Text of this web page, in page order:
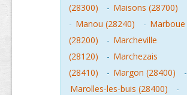
(28300)
- Maisons (28700)
- Manou (28240) - Marboue
(28200)
- Marcheville
(28120)
- Marchezais
(28410)
- Margon (28400)
-
Marolles-les-buis (28400)
-